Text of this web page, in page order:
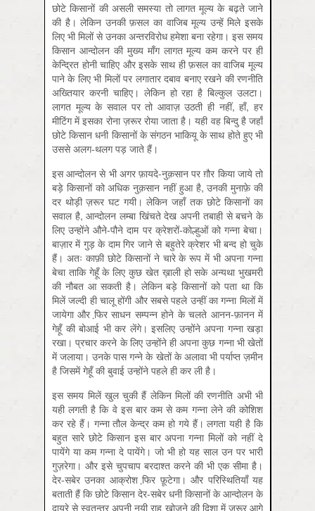
छोटे किसानों की असली समस्या तो लागत मूल्य के बढ़ते जाने
की है। लेकिन उनकी फ़सल का वाजिब मूल्य उन्हें मिले इसके
लिए भी मिलों से उनका अन्तरविरोध हमेशा बना रहेगा। इस समय
किसान आन्दोलन की मुख्य माँग लागत मूल्य कम करने पर ही
केन्द्रित होनी चाहिए और इसके साथ ही फ़सल का वाजिब मूल्य
पाने के लिए भी मिलों पर लगातार दबाव बनाए रखने की रणनीति
अख्तियार करनी चाहिए। लेकिन हो रहा है बिल्कुल उलटा।
लागत मूल्य के सवाल पर तो आवाज़ उठती ही नहीं, हाँ, हर
मीटिंग में इसका रोना ज़रूर रोया जाता है। यही वह बिन्दु है जहाँ
छोटे किसान धनी किसानों के संगठन भाकियू के साथ होते हुए भी
उससे अलग-थलग पड़ जाते हैं।
इस आन्दोलन से भी अगर फ़ायदे-नुक़सान पर ग़ौर किया जाये तो
बड़े किसानों को अधिक नुक़सान नहीं हुआ है, उनकी मुनाफ़े की
दर थोड़ी ज़रूर घट गयी। लेकिन जहाँ तक छोटे किसानों का
सवाल है, आन्दोलन लम्बा खिंचते देख अपनी तबाही से बचने के
लिए उन्होंने औने-पौने दाम पर क्रेशरों-कोल्हुओं को गन्ना बेचा।
बाज़ार में गुड़ के दाम गिर जाने से बहुतेरे क्रेशर भी बन्द हो चुके
हैं। अतः काफ़ी छोटे किसानों ने चारे के रूप में भी अपना गन्ना
बेचा ताकि गेहूँ के लिए कुछ खेत ख़ाली हो सके अन्यथा भुखमरी
की नौबत आ सकती है। लेकिन बड़े किसानों को पता था कि
मिलें जल्दी ही चालू होंगी और सबसे पहले उन्हीं का गन्ना मिलों में
जायेगा और फि़र साधन सम्पन्न होने के चलते आनन-फ़ानन में
गेहूँ की बोआई भी कर लेंगे। इसलिए उन्होंने अपना गन्ना खड़ा
रखा। प्रचार करने के लिए उन्होंने ही अपना कुछ गन्ना भी खेतों
में जलाया। उनके पास गन्ने के खेतों के अलावा भी पर्याप्त ज़मीन
है जिसमें गेहूँ की बुवाई उन्होंने पहले ही कर ली है।
इस समय मिलें खुल चुकी हैं लेकिन मिलों की रणनीति अभी भी
यही लगती है कि वे इस बार कम से कम गन्ना लेने की कोशिश
कर रहे हैं। गन्ना तौल केन्द्र कम हो गये हैं। लगता यही है कि
बहुत सारे छोटे किसान इस बार अपना गन्ना मिलों को नहीं दे
पायेंगे या कम गन्ना दे पायेंगे। जो भी हो यह साल उन पर भारी
गुज़रेगा। और इसे चुपचाप बरदाश्त करने की भी एक सीमा है।
देर-सबेर उनका आक्रोश फि़र फ़ूटेगा। और परिस्थितियाँ यह
बताती हैं कि छोटे किसान देर-सबेर धनी किसानों के आन्दोलन के
दायरे से स्वतन्त्र अपनी नयी राह खोजने की दिशा में ज़रूर आगे